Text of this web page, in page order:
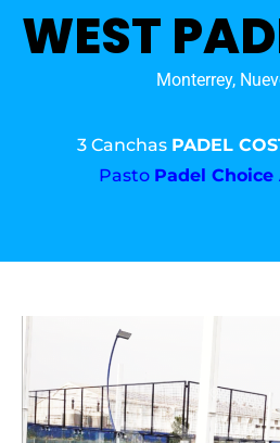
WEST
Monterrey,
3 Canchas PADEL
Pasto Padel